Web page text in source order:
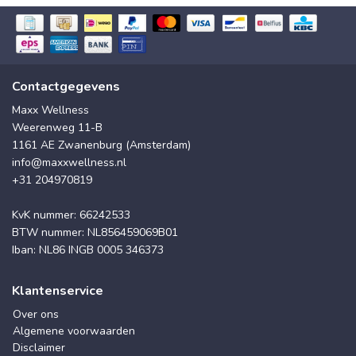
Contactgegevens
Maxx Wellness
Weerenweg 11-B
1161 AE Zwanenburg (Amsterdam)
info@maxxwellness.nl
+31 204970819
KvK nummer: 66242533
BTW nummer: NL856459069B01
Iban: NL86 INGB 0005 346373
Klantenservice
Over ons
Algemene voorwaarden
Disclaimer